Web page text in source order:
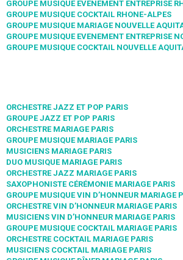
GROUPE MUSIQUE EVENEMENT ENTREPRISE
GROUPE MUSIQUE COCKTAIL RHONE-ALPES
GROUPE MUSIQUE MARIAGE NOUVELLE
GROUPE MUSIQUE EVENEMENT ENTREPRISE
GROUPE MUSIQUE COCKTAIL NOUVELLE
ORCHESTRE JAZZ ET POP PARIS
GROUPE JAZZ ET POP PARIS
ORCHESTRE MARIAGE PARIS
GROUPE MUSIQUE MARIAGE PARIS
MUSICIENS MARIAGE PARIS
DUO MUSIQUE MARIAGE PARIS
ORCHESTRE JAZZ MARIAGE PARIS
SAXOPHONISTE CÉRÉMONIE MARIAGE PARIS
GROUPE MUSIQUE VIN D’HONNEUR MARIAGE
ORCHESTRE VIN D’HONNEUR MARIAGE PARIS
MUSICIENS VIN D’HONNEUR MARIAGE PARIS
GROUPE MUSIQUE COCKTAIL MARIAGE PARIS
ORCHESTRE COCKTAIL MARIAGE PARIS
MUSICIENS COCKTAIL MARIAGE PARIS